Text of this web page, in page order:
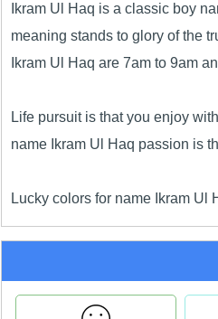
Ikram Ul Haq is a classic boy
meaning stands to glory of the
Ikram Ul Haq are 7am to 9am
Life pursuit is that you enjoy
name Ikram Ul Haq passion is
Lucky colors for name Ikram Ul